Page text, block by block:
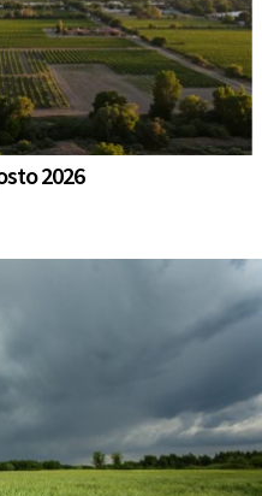
2026